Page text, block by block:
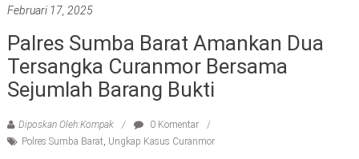
Februari 17, 2025
Palres Sumba Barat Amankan Dua
Tersangka Curanmor Bersama
Sejumlah Barang Bukti
Diposkan Oleh:Kompak
0 Komentar
Polres Sumba Barat, Ungkap Kasus Curanmor